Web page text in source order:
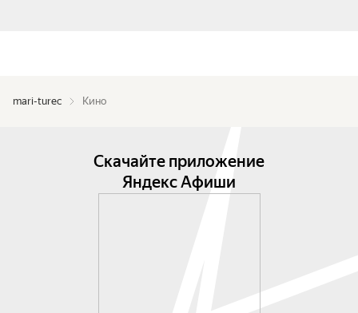
mari-turec Кино
Скачайте приложение
Яндекс Афиши